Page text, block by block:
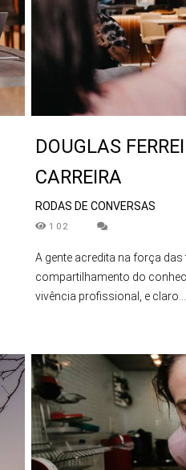
DOUGLAS
CARREIRA
RODAS DE CONVERSAS
102
A gente acredita na força
compartilhamento do
vivência profissional, e claro...